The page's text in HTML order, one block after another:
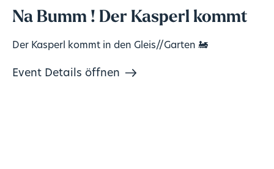
Na Bumm ! Der Kasperl kommt
Der Kasperl kommt in den Gleis//Garten 🚂
Event Details öffnen